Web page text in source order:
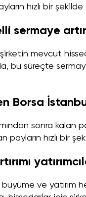
hızlı bir şekilde
sermaye
mevcut
bu süreçte
Borsa
sonra kalan
hızlı bir
büyüme ve